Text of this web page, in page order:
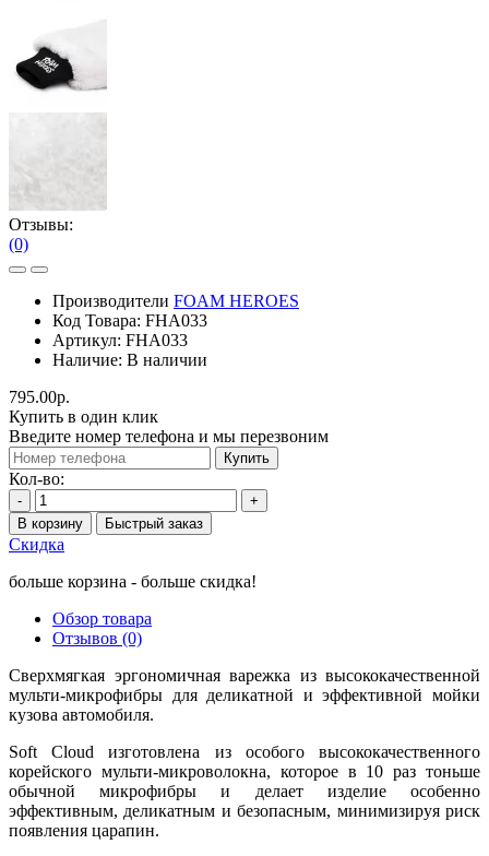
Отзывы:
(0)
Производители FOAM HEROES
Код Товара: FHA033
Артикул: FHA033
Наличие: В наличии
795.00р.
Купить в один клик
Введите номер телефона и мы перезвоним
Купить
Кол-во:
-
+
В корзину
Быстрый заказ
Скидка
больше корзина - больше скидка!
Обзор товара
Отзывов (0)
Сверхмягкая эргономичная варежка из высококачественной
мульти-микрофибры для деликатной и эффективной мойки
кузова автомобиля.
Soft Cloud изготовлена из особого высококачественного
корейского мульти-микроволокна, которое в 10 раз тоньше
обычной микрофибры и делает изделие особенно
эффективным, деликатным и безопасным, минимизируя риск
появления царапин.